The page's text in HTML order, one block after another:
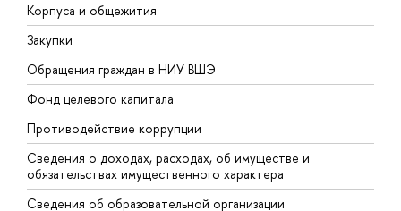
Корпуса и общежития
Закупки
Обращения граждан в НИУ ВШЭ
Фонд целевого капитала
Противодействие коррупции
Сведения о доходах, расходах, об имуществе и
обязательствах имущественного характера
Сведения об образовательной организации